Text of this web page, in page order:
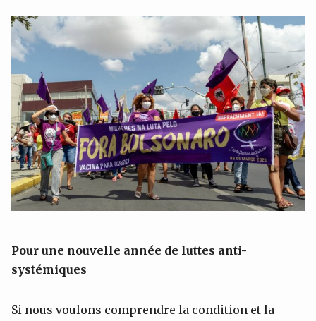
Pour une nouvelle année de luttes anti-
systémiques
Si nous voulons comprendre la condition et la